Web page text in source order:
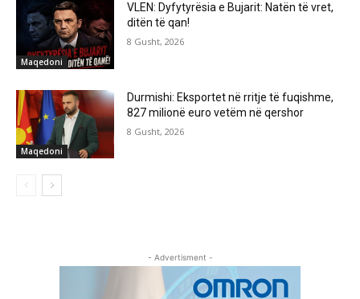
Maqedoni
VLEN: Dyfytyrësia e Bujarit: Natën të vret,
ditën të qan!
8 Gusht, 2026
Maqedoni
Durmishi: Eksportet në rritje të fuqishme,
827 milionë euro vetëm në qershor
8 Gusht, 2026
- Advertisment -